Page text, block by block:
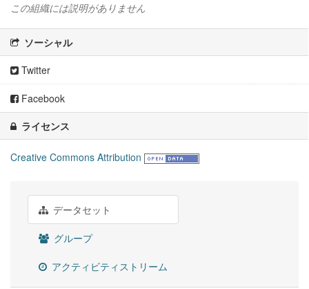
この組織には説明がありません
ソーシャル
Twitter
Facebook
ライセンス
Creative Commons Attribution
データセット
グループ
アクティビティストリーム